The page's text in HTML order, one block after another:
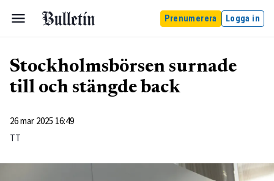
Prenumerera Logga in
Stockholmsbörsen surnade
till och stängde back
26 mar 2025 16:49
TT